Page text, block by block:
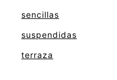
sencillas
suspendidas
terraza